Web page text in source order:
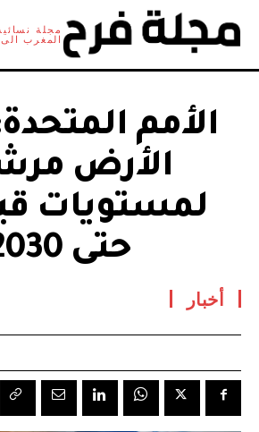
مجلة
المغرب الى
الأمم
الأرض
لمستويات
حتى 2030
أخبار